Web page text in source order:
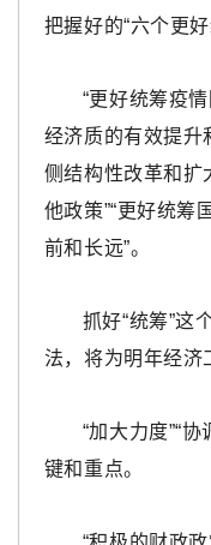
把握好的“六个更
“更好统筹疫
经济质的有效提升
侧结构性改革和扩
他政策”“更好统筹
前和长远”。
抓好“统筹”这
法，将为明年经济
“加大力度”“
键和重点。